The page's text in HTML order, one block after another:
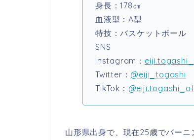
身長：178㎝
血液型：A型
特技：バスケットボール
SNS
Instagram：
Twitter： @eiji_togashi
TikTok：
山形県出身で、現在25歳でバーニ